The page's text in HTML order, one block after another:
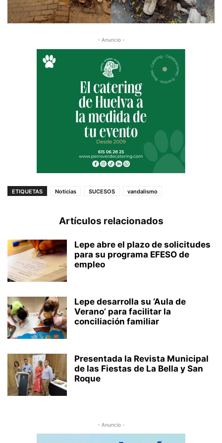
- Anuncio -
ETIQUETAS Noticias SUCESOS vandalismo
Artículos relacionados
Lepe abre el plazo de solicitudes
para su programa EFESO de
empleo
Lepe desarrolla su ‘Aula de
Verano’ para facilitar la
conciliación familiar
Presentada la Revista Municipal
de las Fiestas de La Bella y San
Roque
- Anuncio -